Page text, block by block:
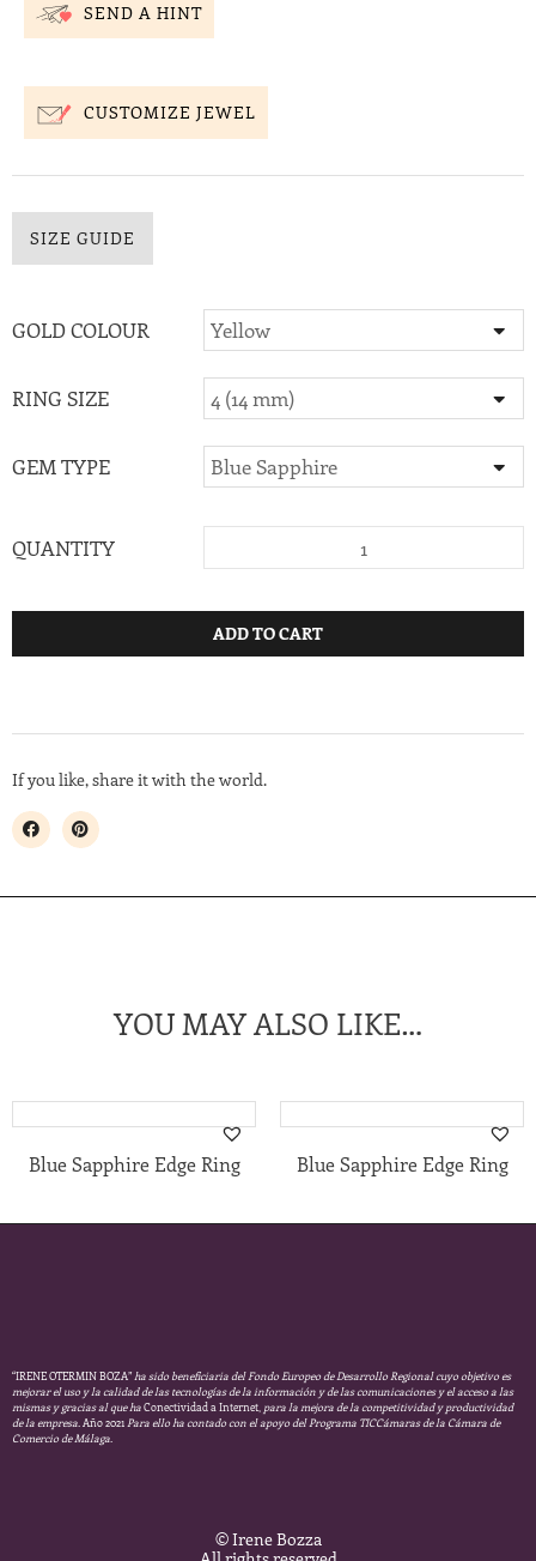
SEND A HINT
CUSTOMIZE JEWEL
SIZE GUIDE
GOLD COLOUR
RING SIZE
GEM TYPE
QUANTITY
ADD TO CART
If you like, share it with the world.
YOU MAY ALSO LIKE…
Blue Sapphire Edge Ring Blue Sapphire Edge Ring
“IRENE OTERMIN BOZA” ha sido beneficiaria del Fondo Europeo de Desarrollo Regional cuyo objetivo es
mejorar el uso y la calidad de las tecnologías de la información y de las comunicaciones y el acceso a las
mismas y gracias al que haConectividad a Internet, para la mejora de la competitividad y productividad
de la empresa. Año 2021 Para ello ha contado con el apoyo del Programa TICCámaras de la Cámara de
Comercio de Málaga.
© Irene Bozza